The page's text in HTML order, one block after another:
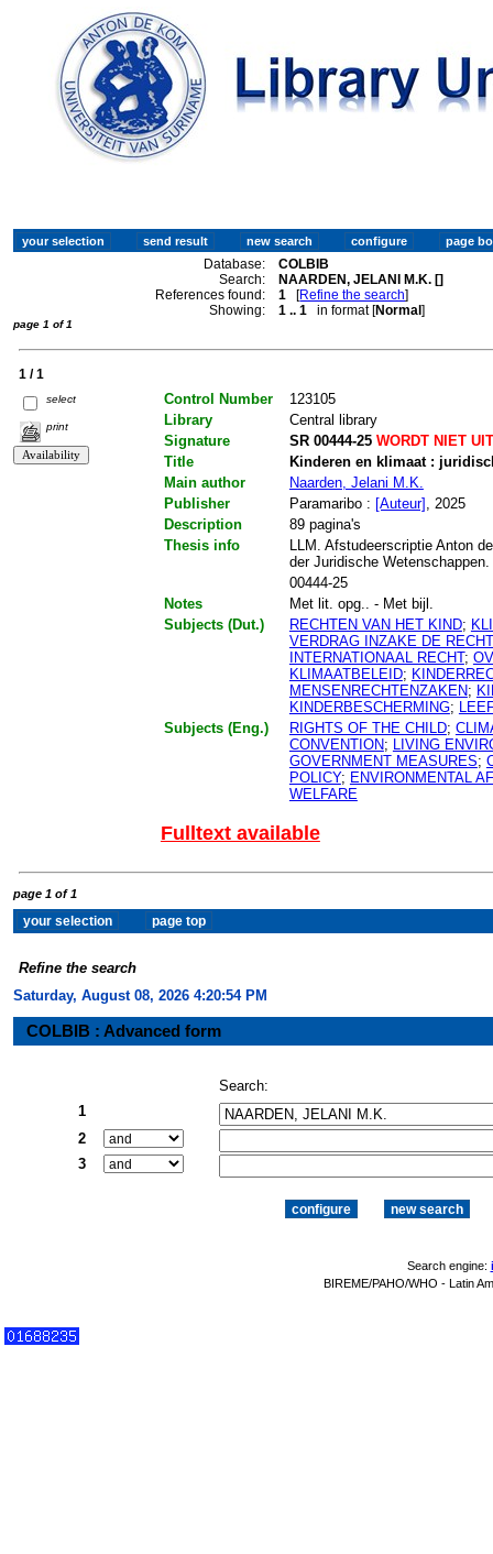
Database:
COLBIB
Search:
NAARDEN, JELANI M.K. []
References found:
1 [Refine the search]
Showing:
1 .. 1 in format [Normal]
page 1 of 1
1 / 1
select
print
Control Number
123105
Library
Central library
Signature
SR 00444-25WORDT NIET
Title
Kinderen en klimaat :
Main author
Naarden, Jelani M.K.
Publisher
Paramaribo : [Auteur]
, 2025
Description
89 pagina's
Thesis info
LLM. Afstudeerscriptie Anton
der Juridische
00444-25
Notes
Met lit. opg.. - Met bijl.
Subjects (Dut.)
RECHTEN VAN HET KIND;
VERDRAG INZAKE DE
INTERNATIONAAL RECHT;
KLIMAATBELEID;
MENSENRECHTENZAKEN;
KINDERBESCHERMING;
Subjects (Eng.)
RIGHTS OF THE CHILD;
CONVENTION;
LIVING
GOVERNMENT MEASURES;
POLICY; ENVIRONMENTAL
WELFARE
Fulltext available
page 1 of 1
Refine the search
Saturday, August 08, 2026 4:20:54 PM
COLBIB : Advanced form
Search:
1
2
3
Search engine:
BIREME/PAHO/WHO - Latin